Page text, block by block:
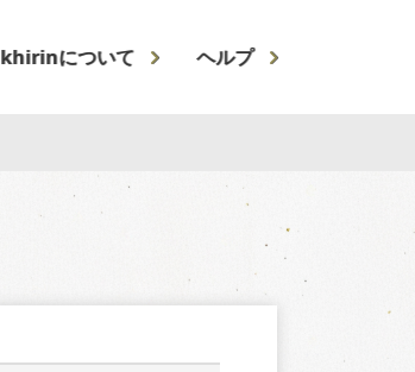
khirinについて ヘルプ